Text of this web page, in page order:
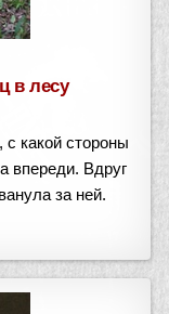
в лесу
какой стороны
впереди. Вдруг
за ней.